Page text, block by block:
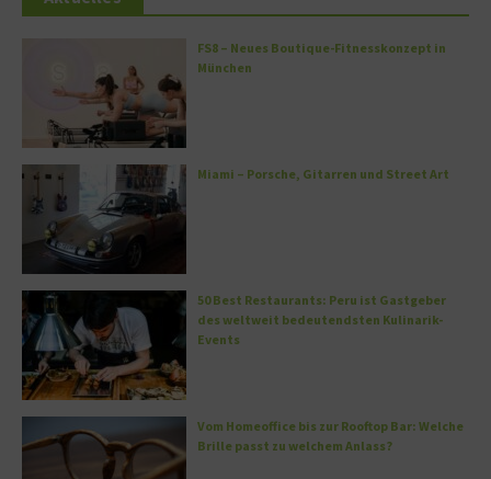
FS8 – Neues Boutique-Fitnesskonzept in
München
Miami – Porsche, Gitarren und Street Art
50 Best Restaurants: Peru ist Gastgeber
des weltweit bedeutendsten Kulinarik-
Events
Vom Homeoffice bis zur Rooftop Bar: Welche
Brille passt zu welchem Anlass?